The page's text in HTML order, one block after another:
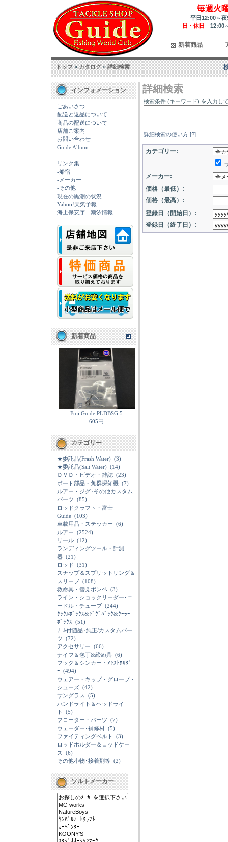
毎週火
平日12:00～
日・休日 12:00
新着商品
トップ»カタログ»詳細検索
インフォメーション
ごあいさつ
配送と返品について
商品の配送について
店舗ご案内
お問い合わせ
Guide Album
リンク集
-船宿
-メーカー
-その他
現在の黒潮の状況
Yahoo!天気予報
海上保安庁 潮汐情報
新着商品
Fuji Guide PLDBSG 5
605円
カテゴリー
★委託品(Frash Water) (3)
★委託品(Salt Water) (14)
ＤＶＤ・ビデオ・雑誌 (23)
ボート部品・魚群探知機 (7)
ルアー・ジグ･その他カスタム
パーツ (85)
ロッドクラフト・富士
Guide (103)
車載用品・ステッカー (6)
ルアー (2524)
リール (12)
ランディングツール・計測
器 (21)
ロッド (31)
スナップ＆スプリットリング＆
スリーブ (108)
救命具・替えボンベ (3)
ライン・ショックリーダー･ニ
ードル・チューブ (244)
ﾀｯｸﾙﾎﾞｯｸｽ&ｼﾞｸﾞﾊﾞｯｸ&ｸｰﾗｰ
ﾎﾞｯｸｽ (51)
ﾘｰﾙ付随品･純正/カスタムパー
ツ (72)
アクセサリー (66)
ナイフ＆包丁&締め具 (6)
フック＆シンカー・ｱｼｽﾄﾎﾙﾀﾞ
ｰ (494)
ウェアー・キップ・グローブ・
シューズ (42)
サングラス
(5)
ハンドライト＆ヘッドライ
ト
(5)
フローター・パーツ (7)
ウェーダー･補修材 (5)
ファイティングベルト
(3)
ロッドホルダー＆ロッドケー
ス
(6)
その他小物･接着剤等 (2)
ソルトメーカー
詳細検索
検索条件 (キーワード) を入力し
詳細検索の使い方 [?]
カテゴリー:
メーカー:
価格（最低）:
価格（最高）:
登録日（開始日）:
登録日（終了日）: